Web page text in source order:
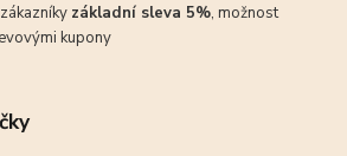
základní sleva 5%, možnost
kupony